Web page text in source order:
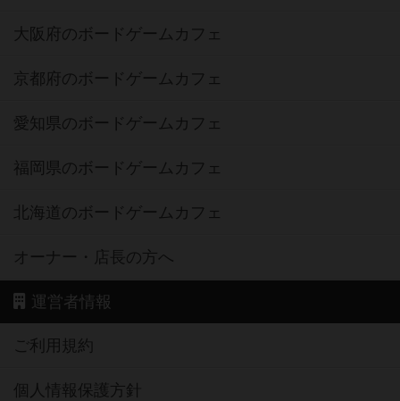
大阪府のボードゲームカフェ
京都府のボードゲームカフェ
愛知県のボードゲームカフェ
福岡県のボードゲームカフェ
北海道のボードゲームカフェ
オーナー・店長の方へ
運営者情報
ご利用規約
個人情報保護方針